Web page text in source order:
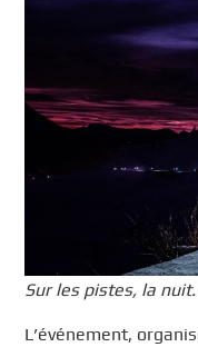
Sur les pistes, la
L’événement,